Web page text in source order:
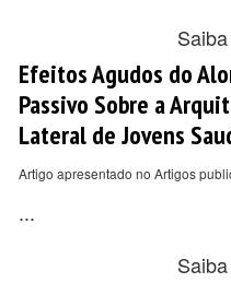
Efeitos Agudos do
Passivo Sobre a
Lateral de Jovens
Artigo apresentado no Artigos
...